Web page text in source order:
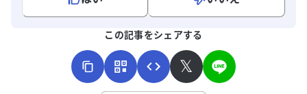
この記事をシェアする
𝕏